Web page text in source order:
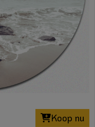
Koop nu